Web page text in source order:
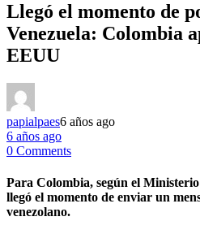
Llegó el momento de
Venezuela: Colombia
EEUU
papialpaes6 años ago
6 años ago
0 Comments
Para Colombia, según el
llegó el momento de enviar un
venezolano.